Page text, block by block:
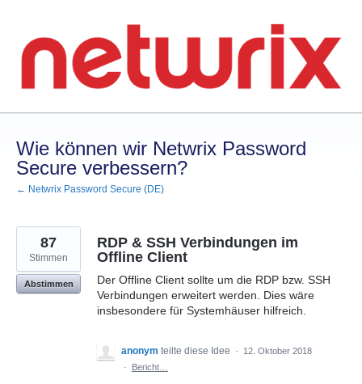
springen
Wie können wir Netwrix Password
Secure verbessern?
← Netwrix Password Secure (DE)
RDP & SSH Verbindungen im
Offline Client
Der Offline Client sollte um die RDP bzw. SSH
Verbindungen erweitert werden. Dies wäre
insbesondere für Systemhäuser hilfreich.
87
Stimmen
Abstimmen
anonym teilte diese Idee ·
12. Oktober 2018
·
Bericht…